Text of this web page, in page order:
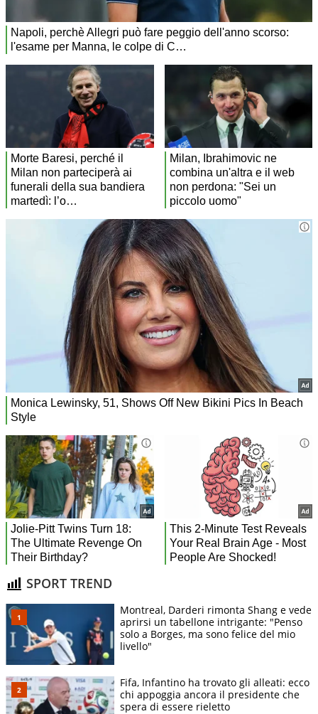
SPORT TREND
Montreal, Darderi rimonta Shang e vede
aprirsi un tabellone intrigante: "Penso
solo a Borges, ma sono felice del mio
livello"
Fifa, Infantino ha trovato gli alleati: ecco
chi appoggia ancora il presidente che
spera di essere rieletto